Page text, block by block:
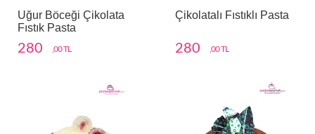
Uğur Böceği Çikolata
Fıstık Pasta
280 ,00 TL
Çikolatalı Fıstıklı Pasta
280 ,00 TL